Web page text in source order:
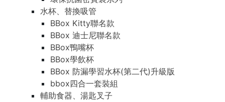
水杯、替換吸管
BBox Kitty聯名款
BBox 迪士尼聯名款
BBox鴨嘴杯
BBox學飲杯
BBox 防漏學習水杯(第二代)升級版
bbox四合一套裝組
輔助食器、湯匙叉子